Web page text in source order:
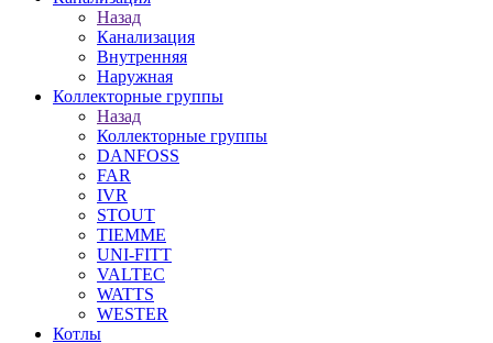
Назад
Канализация
Внутренняя
Наружная
Коллекторные группы
Назад
Коллекторные группы
DANFOSS
FAR
IVR
STOUT
TIEMME
UNI-FITT
VALTEC
WATTS
WESTER
Котлы